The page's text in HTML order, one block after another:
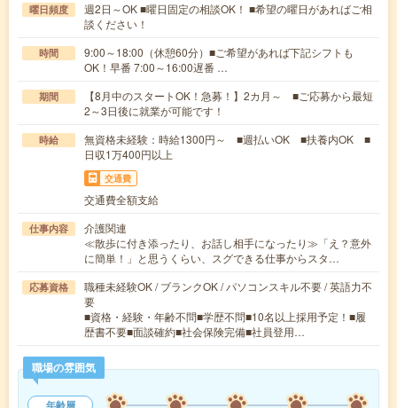
曜日頻度
週2日～OK ■曜日固定の相談OK！ ■希望の曜日があればご相
談ください！
時間
9:00～18:00（休憩60分）■ご希望があれば下記シフトも
OK！早番 7:00～16:00遅番 …
期間
【8月中のスタートOK！急募！】2カ月～ ■ご応募から最短
2～3日後に就業が可能です！
時給
無資格未経験：時給1300円～ ■週払いOK ■扶養内OK ■
日収1万400円以上
交通費
交通費全額支給
仕事内容
介護関連
≪散歩に付き添ったり、お話し相手になったり≫「え？意外
に簡単！」と思うくらい、スグできる仕事からスタ…
応募資格
職種未経験OK / ブランクOK / パソコンスキル不要 / 英語力不
要
■資格・経験・年齢不問■学歴不問■10名以上採用予定！■履
歴書不要■面談確約■社会保険完備■社員登用…
職場の雰囲気
年齢層